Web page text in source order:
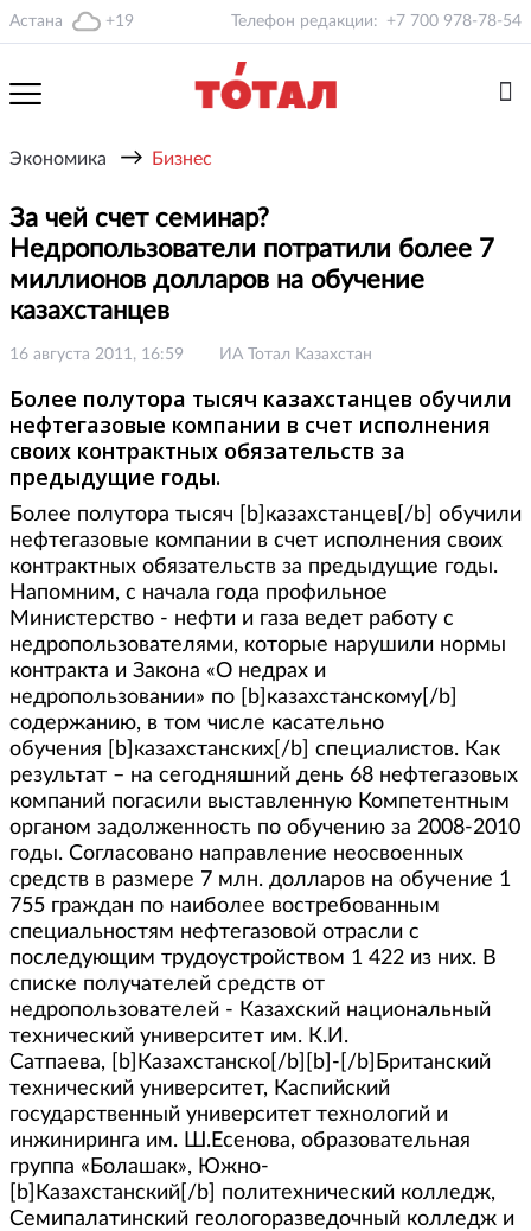
Астана +19 Телефон редакции: +7 700 978-78-54
Экономика → Бизнес
За чей счет семинар?
Недропользователи потратили более 7
миллионов долларов на обучение
казахстанцев
16 августа 2011, 16:59 ИА Тотал Казахстан
Более полутора тысяч казахстанцев обучили
нефтегазовые компании в счет исполнения
своих контрактных обязательств за
предыдущие годы.
Более полутора тысяч [b]казахстанцев[/b] обучили
нефтегазовые компании в счет исполнения своих
контрактных обязательств за предыдущие годы.
Напомним, с начала года профильное
Министерство - нефти и газа ведет работу с
недропользователями, которые нарушили нормы
контракта и Закона «О недрах и
недропользовании» по [b]казахстанскому[/b]
содержанию, в том числе касательно
обучения [b]казахстанских[/b] специалистов. Как
результат – на сегодняшний день 68 нефтегазовых
компаний погасили выставленную Компетентным
органом задолженность по обучению за 2008-2010
годы. Согласовано направление неосвоенных
средств в размере 7 млн. долларов на обучение 1
755 граждан по наиболее востребованным
специальностям нефтегазовой отрасли с
последующим трудоустройством 1 422 из них. В
списке получателей средств от
недропользователей - Казахский национальный
технический университет им. К.И.
Сатпаева, [b]Казахстанско[/b][b]-[/b]Британский
технический университет, Каспийский
государственный университет технологий и
инжиниринга им. Ш.Есенова, образовательная
группа «Болашак», Южно-
[b]Казахстанский[/b] политехнический колледж,
Семипалатинский геологоразведочный колледж и